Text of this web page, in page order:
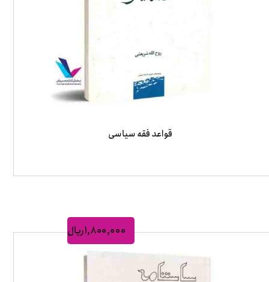
قواعد فقه سیاسی
۱,۸۰۰,۰۰۰ریال